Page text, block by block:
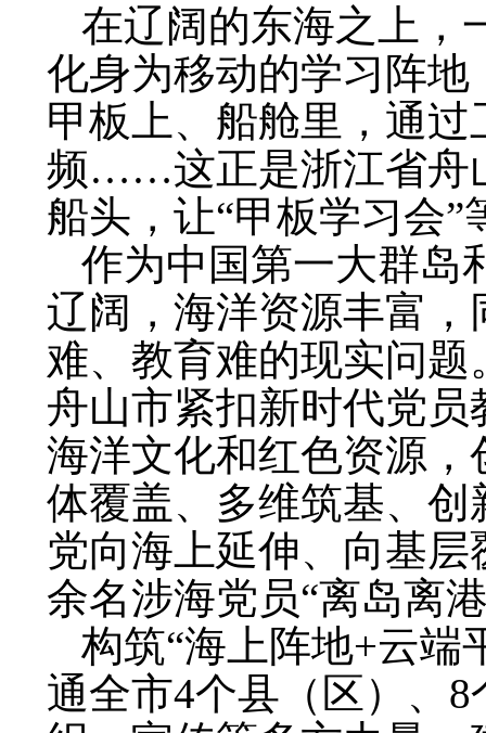
在辽阔的东海之上，
化身为移动的学习阵
甲板上、船舱里，通
频……这正是浙江省舟
船头，让“甲板学习会
作为中国第一大群岛
辽阔，海洋资源丰富
难、教育难的现实问
舟山市紧扣新时代党
海洋文化和红色资源，
体覆盖、多维筑基、
党向海上延伸、向基
余名涉海党员“离岛离
构筑“海上阵地+云端
通全市4个县（区）、